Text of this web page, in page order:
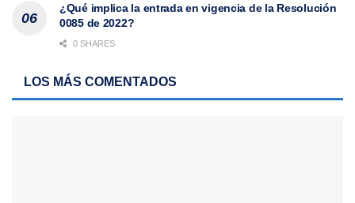
¿Qué implica la entrada en vigencia de la Resolución
0085 de 2022?
0 SHARES
LOS MÁS COMENTADOS